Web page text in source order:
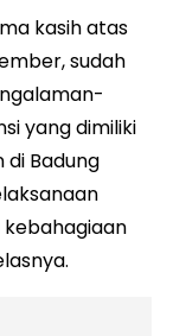
kasih atas
sudah
yang dimiliki
Badung